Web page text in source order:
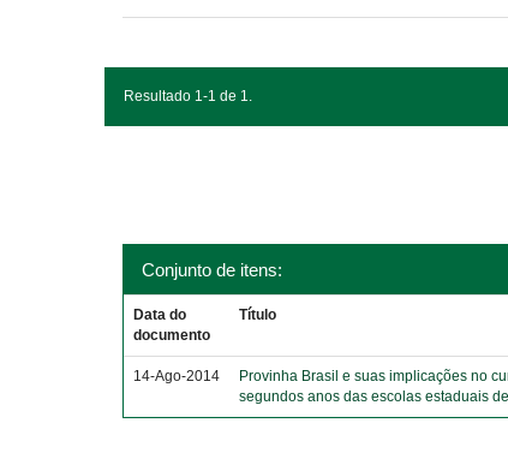
Resultado 1-1 de 1.
Conjunto de itens:
Data do
documento
Título
14-Ago-2014
Provinha Brasil e suas implicações no
segundos anos das escolas estaduais